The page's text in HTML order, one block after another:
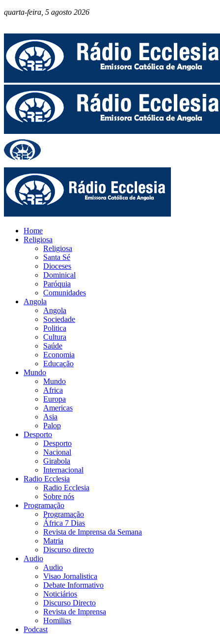
quarta-feira, 5 agosto 2026
Home
Religiosa
Religiosa
Santa Sé
Dioceses
Dominical
Paróquia
Comunidades
Angola
Angola
Sociedade
Politica
Cultura
Saúde
Economia
Educação
Mundo
Mundo
Africa
Europa
Americas
Asia
Palop
Desporto
Desporto
Nacional
Girabola
Internacional
Radio Ecclesia
Radio Ecclesia
Sobre nós
Programação
Programação
África 7 Dias
Revista de Imprensa da Semana
Matria
Discurso directo
Audio
Audio
Visao Jornalistica
Debate Informativo
Noticiários
Discurso Directo
Revista de Imprensa
Homilias
Podcast